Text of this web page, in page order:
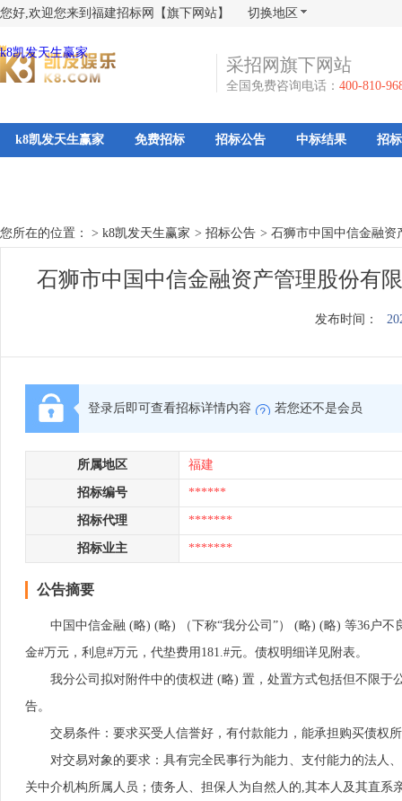
您好,欢迎您来到福建招标网【旗下网站】 切换地区
k8凯发天生赢家
采招网旗下网站
全国免费咨询电话： 400-810-
k8凯发天生赢家 免费招标 招标公告 中标结果 招
您所在的位置： > k8凯发天生赢家 > 招标公告 > 石狮市中国中信金融资
石狮市中国中信金融资产管理股份有
发布时间：
登录后即可查看招标详情内容 若您还不是会员
所属地区 福建
招标编号 ******
招标代理 *******
招标业主 *******
公告摘要
中国中信金融 (略) (略) （下称“我分公司”） (略) (略) 等36户不
金#万元，利息#万元，代垫费用181.#元。债权明细详见附表。
我分公司拟对附件中的债权进 (略) 置，处置方式包括但不限于
告。
交易条件：要求买受人信誉好，有付款能力，能承担购买债权
对交易对象的要求：具有完全民事行为能力、支付能力的法人
关中介机构所属人员；债务人、担保人为自然人的,其本人及其直